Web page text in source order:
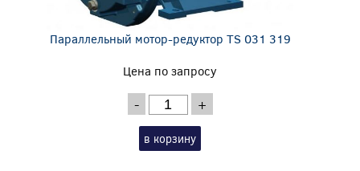
Параллельный мотор-редуктор TS 031 319
Цена по запросу
- +
в корзину